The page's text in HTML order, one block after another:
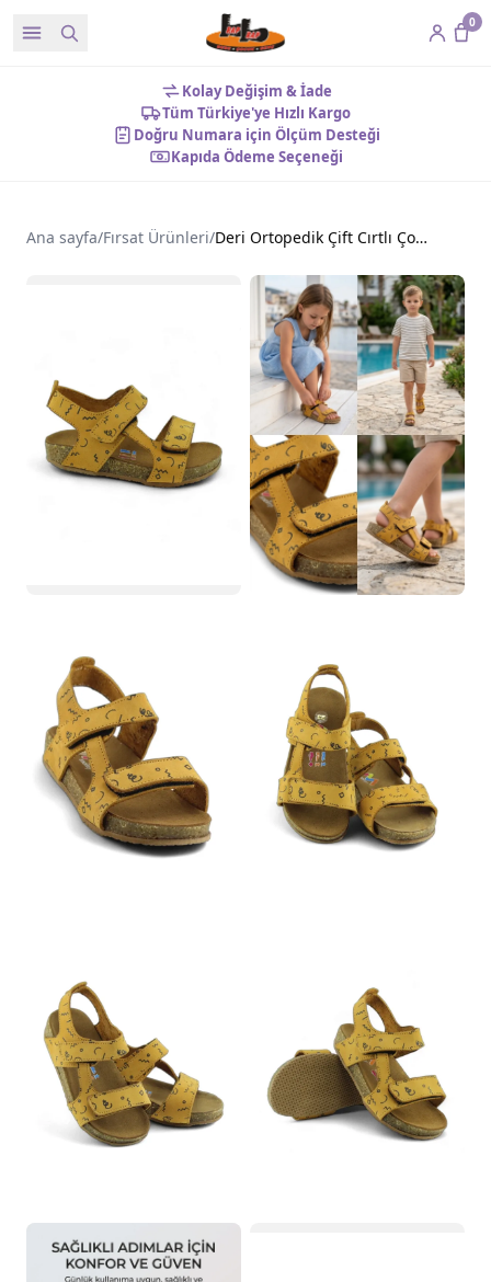
0
Kolay Değişim & İade
Tüm Türkiye'ye Hızlı Kargo
Doğru Numara için Ölçüm Desteği
Kapıda Ödeme Seçeneği
Ana sayfa/Fırsat Ürünleri/ Deri Ortopedik Çift Cırtlı Çocuk Sandalet Hardal